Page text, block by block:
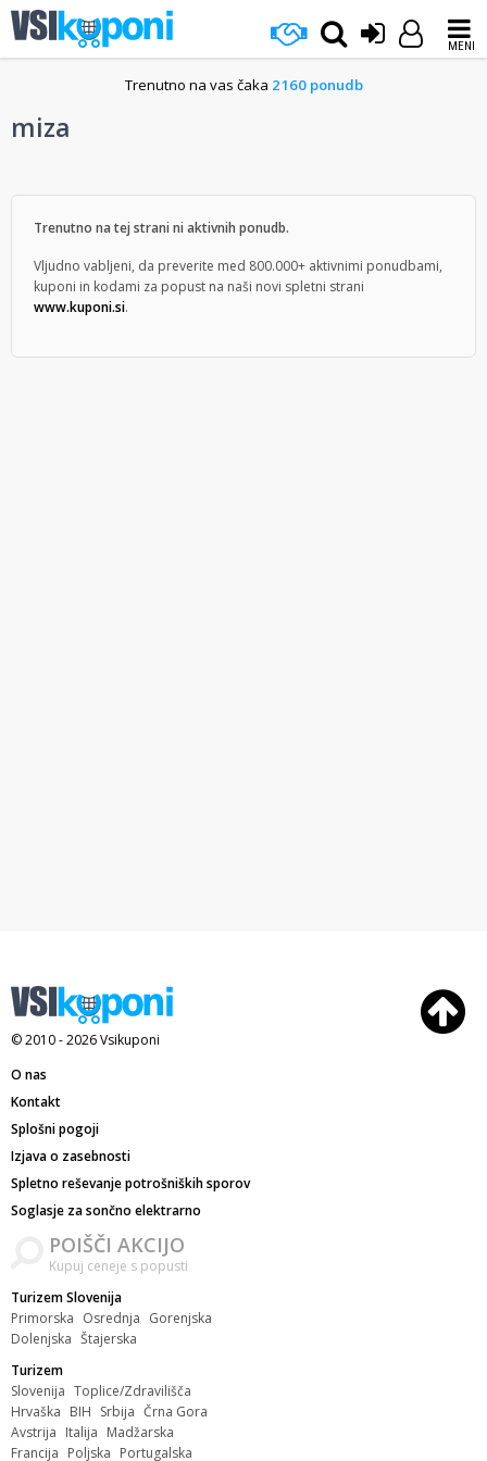
MENI
Trenutno na vas čaka 2160 ponudb
miza
Trenutno na tej strani ni aktivnih ponudb.
Vljudno vabljeni, da preverite med 800.000+ aktivnimi ponudbami,
kuponi in kodami za popust na naši novi spletni strani
www.kuponi.si.
© 2010 - 2026Vsikuponi
O nas
Kontakt
Splošni pogoji
Izjava o zasebnosti
Spletno reševanje potrošniških sporov
Soglasje za sončno elektrarno
POIŠČI AKCIJO
Kupuj ceneje s popusti
Turizem Slovenija
Primorska Osrednja Gorenjska
Dolenjska Štajerska
Turizem
Slovenija Toplice/Zdravilišča
Hrvaška BIH Srbija Črna Gora
Avstrija Italija Madžarska
Francija Poljska Portugalska